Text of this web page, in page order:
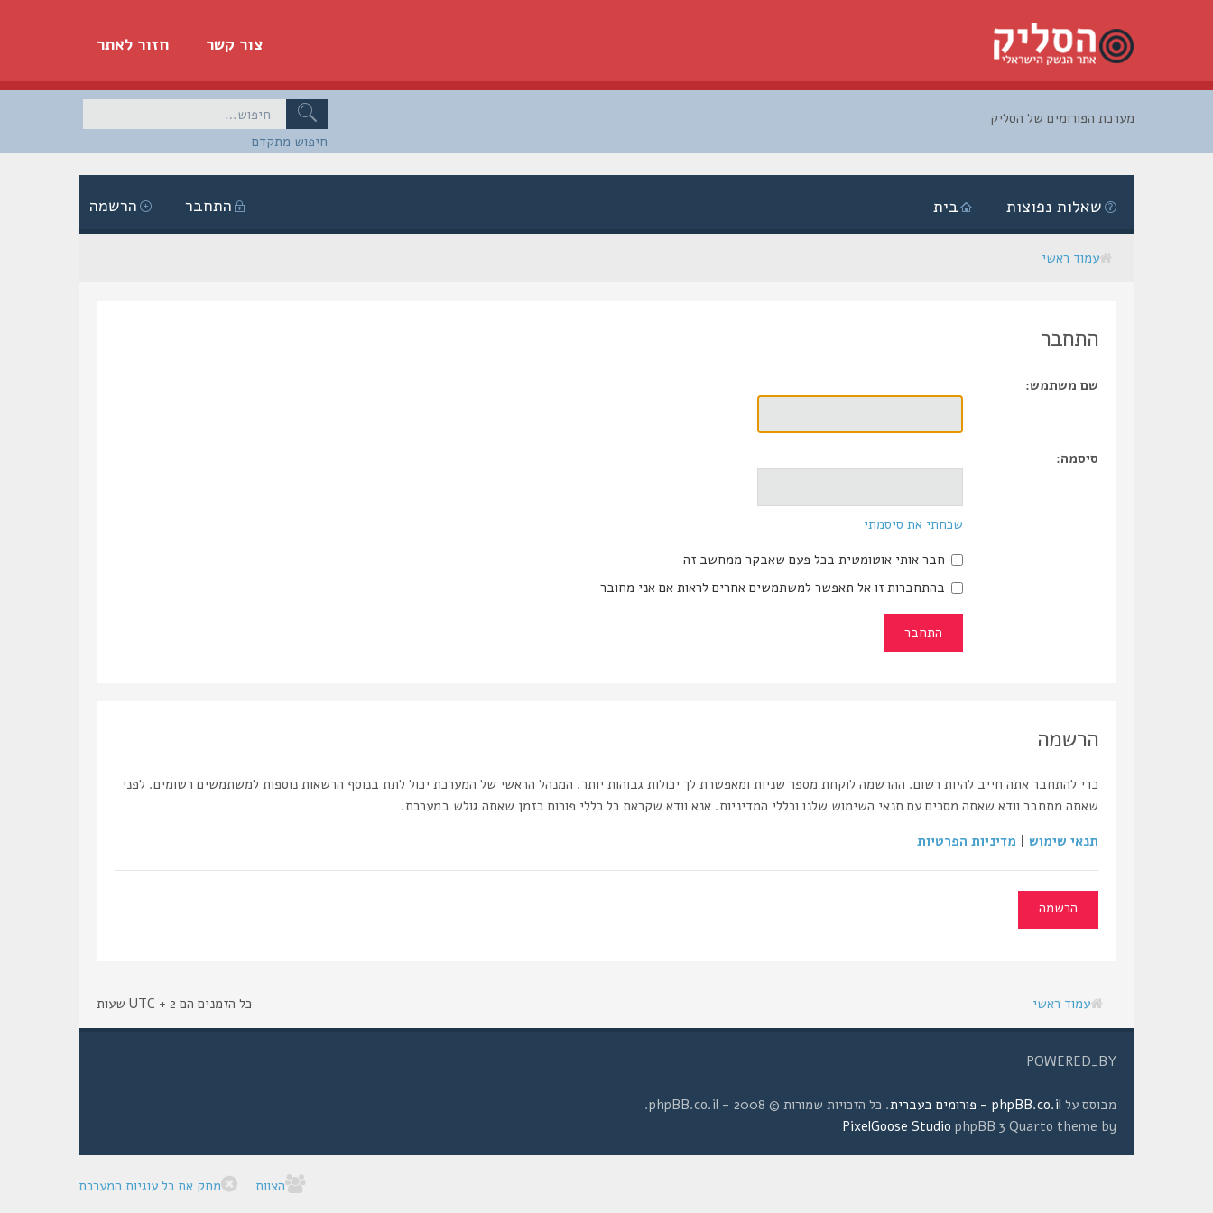
חזור לאתר צור קשר
חיפוש מתקדם
מערכת הפורומים של הסליק
הרשמה התחבר בית שאלות נפוצות
עמוד ראשי
התחבר
שם משתמש:
סיסמה:
שכחתי את סיסמתי
חבר אותי אוטומטית בכל פעם שאבקר ממחשב זה
בהתחברות זו אל תאפשר למשתמשים אחרים לראות אם אני מחובר
הרשמה
כדי להתחבר אתה חייב להיות רשום. ההרשמה לוקחת מספר שניות ומאפשרת לך יכולות גבוהות יותר. המנהל הראשי של המערכת יכול לתת בנוסף הרשאות נוספות למשתמשים רשומים. לפני
שאתה מתחבר וודא שאתה מסכים עם תנאי השימוש שלנו וכללי המדיניות. אנא וודא שקראת כל כללי פורום בזמן שאתה גולש במערכת.
תנאי שימוש | מדיניות הפרטיות
הרשמה
עמוד ראשי כל הזמנים הם UTC + 2 שעות
POWERED_BY
מבוסס על phpBB.co.il - פורומים בעברית
. כל הזכויות שמורות © 2008 - phpBB.co.il.
phpBB 3 Quarto theme by
PixelGoose Studio
הצוות מחק את כל עוגיות המערכת